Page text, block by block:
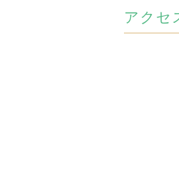
アクセ